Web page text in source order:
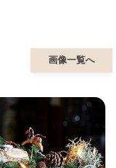
画像一覧へ